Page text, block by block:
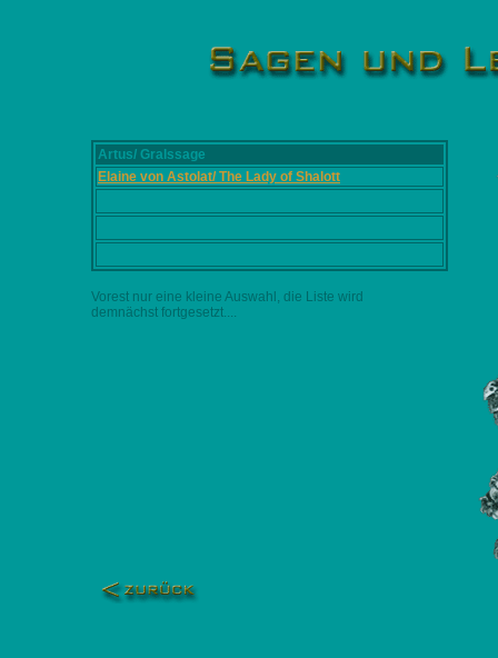
Artus/ Gralssage
Elaine von Astolat/ The Lady of Shalott
Vorest nur eine kleine Auswahl, die Liste wird
demnächst fortgesetzt....